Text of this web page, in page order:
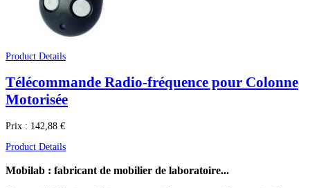
Product Details
Télécommande Radio-fréquence pour Colonne
Motorisée
Prix : 142,88 €
Product Details
Mobilab : fabricant de mobilier de laboratoire...